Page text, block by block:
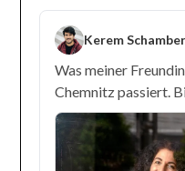
Kerem
Was meiner
Chemnitz passiert.